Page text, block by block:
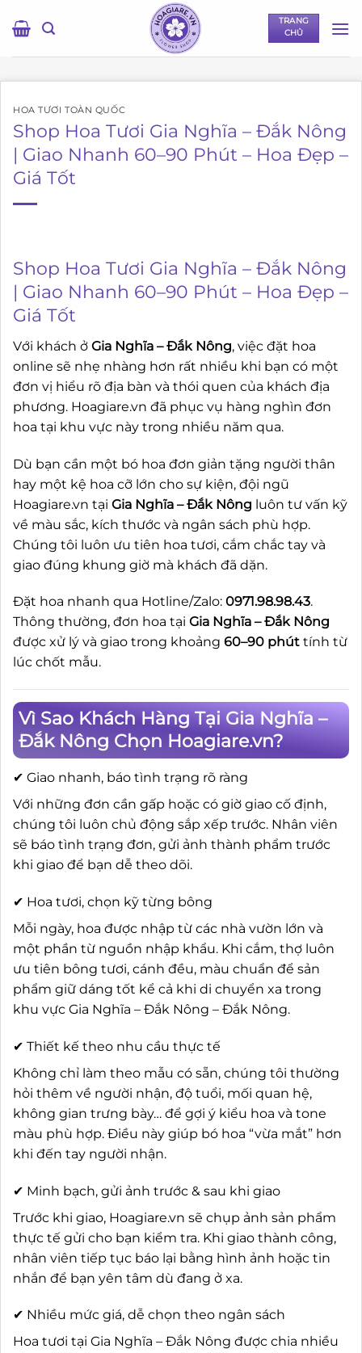
qua
TRANG
CHỦ
HOA TƯƠI TOÀN QUỐC
Shop Hoa Tươi Gia Nghĩa – Đắk Nông
| Giao Nhanh 60–90 Phút – Hoa Đẹp –
Giá Tốt
Shop Hoa Tươi Gia Nghĩa – Đắk Nông
| Giao Nhanh 60–90 Phút – Hoa Đẹp –
Giá Tốt
Với khách ở Gia Nghĩa – Đắk Nông, việc đặt hoa
online sẽ nhẹ nhàng hơn rất nhiều khi bạn có một
đơn vị hiểu rõ địa bàn và thói quen của khách địa
phương. Hoagiare.vn đã phục vụ hàng nghìn đơn
hoa tại khu vực này trong nhiều năm qua.
Dù bạn cần một bó hoa đơn giản tặng người thân
hay một kệ hoa cỡ lớn cho sự kiện, đội ngũ
Hoagiare.vn tại Gia Nghĩa – Đắk Nông luôn tư vấn kỹ
về màu sắc, kích thước và ngân sách phù hợp.
Chúng tôi luôn ưu tiên hoa tươi, cắm chắc tay và
giao đúng khung giờ mà khách đã dặn.
Đặt hoa nhanh qua Hotline/Zalo: 0971.98.98.43.
Thông thường, đơn hoa tại Gia Nghĩa – Đắk Nông
được xử lý và giao trong khoảng 60–90 phút tính từ
lúc chốt mẫu.
Vì Sao Khách Hàng Tại Gia Nghĩa –
Đắk Nông Chọn Hoagiare.vn?
✔ Giao nhanh, báo tình trạng rõ ràng
Với những đơn cần gấp hoặc có giờ giao cố định,
chúng tôi luôn chủ động sắp xếp trước. Nhân viên
sẽ báo tình trạng đơn, gửi ảnh thành phẩm trước
khi giao để bạn dễ theo dõi.
✔ Hoa tươi, chọn kỹ từng bông
Mỗi ngày, hoa được nhập từ các nhà vườn lớn và
một phần từ nguồn nhập khẩu. Khi cắm, thợ luôn
ưu tiên bông tươi, cánh đều, màu chuẩn để sản
phẩm giữ dáng tốt kể cả khi di chuyển xa trong
khu vực Gia Nghĩa – Đắk Nông – Đắk Nông.
✔ Thiết kế theo nhu cầu thực tế
Không chỉ làm theo mẫu có sẵn, chúng tôi thường
hỏi thêm về người nhận, độ tuổi, mối quan hệ,
không gian trưng bày… để gợi ý kiểu hoa và tone
màu phù hợp. Điều này giúp bó hoa “vừa mắt” hơn
khi đến tay người nhận.
✔ Minh bạch, gửi ảnh trước & sau khi giao
Trước khi giao, Hoagiare.vn sẽ chụp ảnh sản phẩm
thực tế gửi cho bạn kiểm tra. Khi giao thành công,
nhân viên tiếp tục báo lại bằng hình ảnh hoặc tin
nhắn để bạn yên tâm dù đang ở xa.
✔ Nhiều mức giá, dễ chọn theo ngân sách
Hoa tươi tại Gia Nghĩa – Đắk Nông được chia nhiều